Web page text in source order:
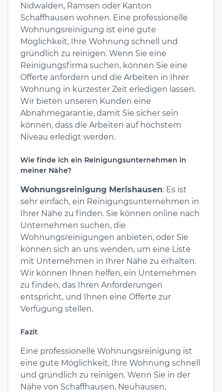
Nidwalden, Ramsen oder Kanton
Schaffhausen wohnen. Eine professionelle
Wohnungsreinigung ist eine gute
Möglichkeit, Ihre Wohnung schnell und
gründlich zu reinigen. Wenn Sie eine
Reinigungsfirma suchen, können Sie eine
Offerte anfordern und die Arbeiten in Ihrer
Wohnung in kürzester Zeit erledigen lassen.
Wir bieten unseren Kunden eine
Abnahmegarantie, damit Sie sicher sein
können, dass die Arbeiten auf höchstem
Niveau erledigt werden.
Wie finde ich ein Reinigungsunternehmen in
meiner Nähe?
Wohnungsreinigung Merishausen: Es ist
sehr einfach, ein Reinigungsunternehmen in
Ihrer Nähe zu finden. Sie können online nach
Unternehmen suchen, die
Wohnungsreinigungen anbieten, oder Sie
können sich an uns wenden, um eine Liste
mit Unternehmen in Ihrer Nähe zu erhalten.
Wir können Ihnen helfen, ein Unternehmen
zu finden, das Ihren Anforderungen
entspricht, und Ihnen eine Offerte zur
Verfügung stellen.
Fazit
Eine professionelle Wohnungsreinigung ist
eine gute Möglichkeit, Ihre Wohnung schnell
und gründlich zu reinigen. Wenn Sie in der
Nähe von Schaffhausen, Neuhausen,